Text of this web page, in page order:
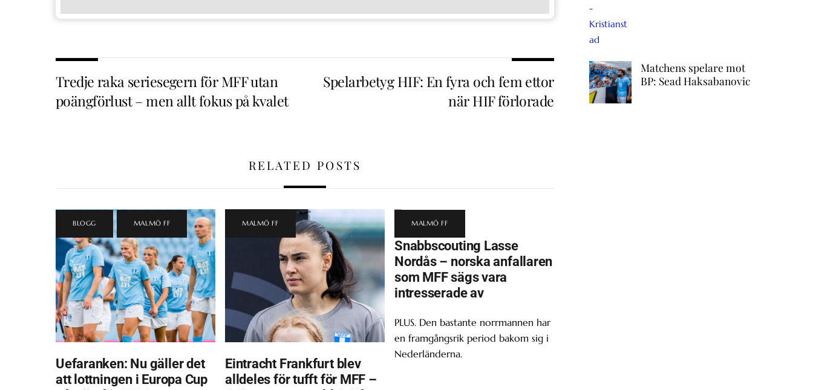
Tredje raka seriesegern för MFF utan
poängförlust – men allt fokus på kvalet
Spelarbetyg HIF: En fyra och fem ettor
när HIF förlorade
RELATED POSTS
BLOGG , MALMÖ FF
Uefaranken: Nu gäller det
att lottningen i Europa Cup
MALMÖ FF
Eintracht Frankfurt blev
alldeles för tufft för MFF –
MALMÖ FF
Snabbscouting Lasse
Nordås – norska anfallaren
som MFF sägs vara
intresserade av
PLUS. Den bastante norrmannen har
en framgångsrik period bakom sig i
Nederländerna.
Matchens spelare mot
BP: Sead Haksabanovic